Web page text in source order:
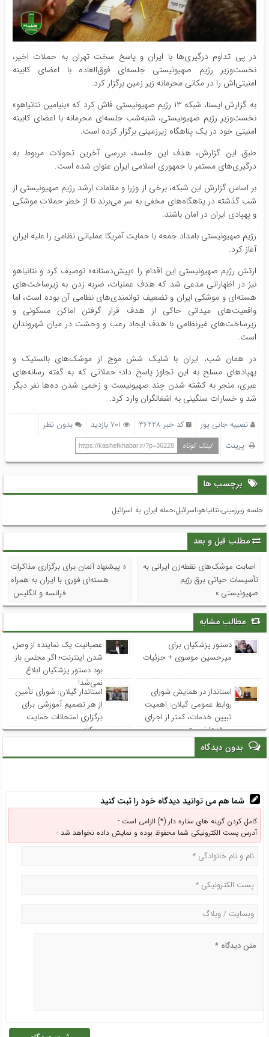
در پی تداوم درگیری‌ها با ایران و پاسخ سخت تهران به حملات اخیر،
نخست‌وزیر رژیم صهیونیستی جلسه‌ای فوق‌العاده با اعضای کابینه
امنیتی‌اش را در مکانی محرمانه زیر زمین برگزار کرد.
به گزارش ایسنا، شبکه ۱۳ رژیم صهیونیستی فاش کرد که «بنیامین نتانیاهو»
نخست‌وزیر رژیم صهیونیستی، شنبه‌شب جلسه‌ای محرمانه با اعضای کابینه
امنیتی خود در یک پناهگاه زیرزمینی برگزار کرده است.
طبق این گزارش، هدف این جلسه، بررسی آخرین تحولات مربوط به
درگیری‌های مستمر با جمهوری اسلامی ایران عنوان شده است.
بر اساس گزارش این شبکه، برخی از وزرا و مقامات ارشد رژیم صهیونیستی از
شب گذشته در پناهگاه‌های مخفی به سر می‌برند تا از خطر حملات موشکی
و پهپادی ایران در امان باشند.
رژیم صهیونیستی بامداد جمعه با حمایت آمریکا عملیاتی نظامی را علیه ایران
آغاز کرد.
ارتش رژیم صهیونیستی این اقدام را «پیش‌دستانه» توصیف کرد و نتانیاهو
نیز در اظهاراتی مدعی شد که هدف عملیات، ضربه زدن به زیرساخت‌های
هسته‌ای و موشکی ایران و تضعیف توانمندی‌های نظامی آن بوده است، اما
واقعیت‌های میدانی حاکی از هدف قرار گرفتن اماکن مسکونی و
زیرساخت‌های غیرنظامی با هدف ایجاد رعب و وحشت در میان شهروندان
است.
در همان شب، ایران با شلیک شش موج از موشک‌های بالستیک و
پهپادهای مسلح به این تجاوز پاسخ داد؛ حملاتی که به گفته رسانه‌های
عبری، منجر به کشته شدن چند صهیونیست و زخمی شدن ده‌ها نفر دیگر
شد و خسارات سنگینی به اشغالگران وارد کرد.
نصیبه جانی پور کد خبر 36228 701 بازدید
بدون نظر
پرینت
لینک کوتاه https://kashefkhabar.ir/?p=36228
برچسب ها
جلسه زیرزمینی،نتانیاهو،اسرائیل،حمله ایران به اسرائیل
مطلب قبل و بعد
اصابت موشک‌های نقطه‌زن ایرانی به
تأسیسات حیاتی برق رژیم
صهیونیستی »
« پیشنهاد آلمان برای برگزاری مذاکرات
هسته‌ای فوری با ایران به همراه
فرانسه و انگلیس
مطالب مشابه
دستور پزشکیان برای
میرحسین موسوی + جزئیات
عصبانیت یک نماینده از وصل
شدن اینترنت؛ اگر مجلس باز
بود دستور پزشکیان ابلاغ
نمی‌شد!
استاندار در همایش شورای
روابط عمومی‌ گیلان: اهمیت
تبیین خدمات، کمتر از اجرای
پروژه‌ها نیست
استاندار گیلان: شورای تأمین
از هر تصمیم آموزشی برای
برگزاری امتحانات حمایت
می‌کند
بدون دیدگاه
شما هم می توانید دیدگاه خود را ثبت کنید
کامل کردن گزینه های ستاره دار (*) الزامی است -
آدرس پست الکترونیکی شما محفوظ بوده و نمایش داده نخواهد شد -